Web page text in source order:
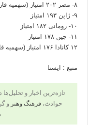
۸- مصر ۲۰۲ امتیاز (سهمیه قاره آفریقا)
۹- ژاپن ۱۹۳ امتیاز
۱۰- رومانی ۱۸۲ امتیاز
۱۱- چین ۱۷۸ امتیاز
۱۲ کانادا ۱۷۶ امتیاز (سهمیه قاره آمریکا)
منبع : ایسنا
تازه‌ترین اخبار و
حوادث، فرهنگ وهنر و